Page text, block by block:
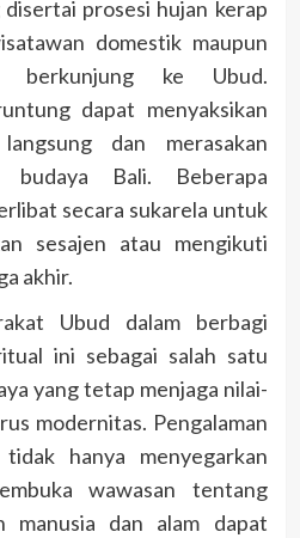
prosesi hujan kerap
domestik maupun
berkunjung ke Ubud.
dapat menyaksikan
dan merasakan
budaya Bali. Beberapa
secara sukarela untuk
sesajen atau mengikuti
akhir.
Ubud dalam berbagi
ini sebagai salah satu
yang tetap menjaga nilai-
modernitas. Pengalaman
hanya menyegarkan
wawasan tentang
manusia dan alam dapat